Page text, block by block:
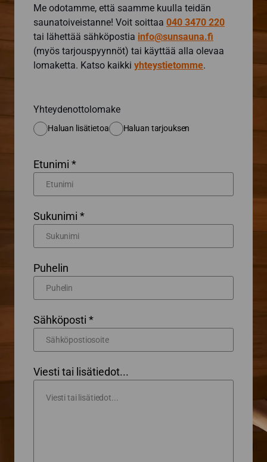
Me odotamme, että saamme kuulla teidän
saunatoiveistanne! Voit soittaa 040 3470 220
tai lähettää sähköpostia info@sunsauna.fi
(myös tarjouspyynnöt) tai käyttää alla olevaa
lomaketta. Katso kaikki yhteystietomme.
Yhteydenottolomake
Haluan lisätietoa Haluan tarjouksen
Etunimi *
Sukunimi *
Puhelin
Sähköposti *
Viesti tai lisätiedot...